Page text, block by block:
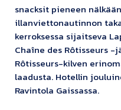
snacksit pieneen
illanviettonautinnon
kerroksessa sijaitseva
Chaîne des Rôtisseurs
Rôtisseurs-kilven
laadusta. Hotellin
Ravintola Gaissassa.